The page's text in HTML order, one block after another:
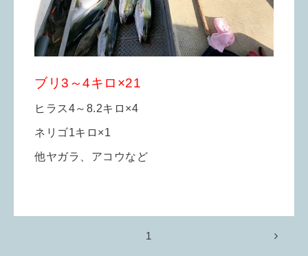
ブリ3～4キロ×21
ヒラス4～8.2キロ×4
ネリゴ1キロ×1
他ヤガラ、アコウなど
1